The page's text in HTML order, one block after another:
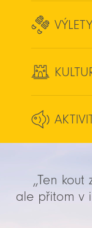
VÝLETY
„Ten
ale přitom v